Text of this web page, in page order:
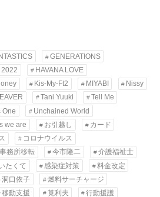
GENERATIONS
2022
HAVANA LOVE
Kis-My-Ft2 MIYABI
Nissy
Tani Yuuki
Tell Me
One
Unchained World
we are お引越し
カード
コロナウイルス
事務所移転 今市隆二
介護福祉士
たくて 感染症対策
料金改定
洞口依子
燃料サーチャージ
移動支援 筧利夫 行動援護